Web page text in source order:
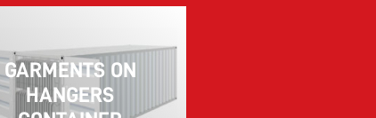
GARMENTS ON
HANGERS